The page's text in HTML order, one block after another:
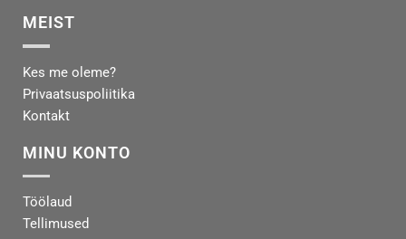
MEIST
Kes me oleme?
Privaatsuspoliitika
Kontakt
MINU KONTO
Töölaud
Tellimused